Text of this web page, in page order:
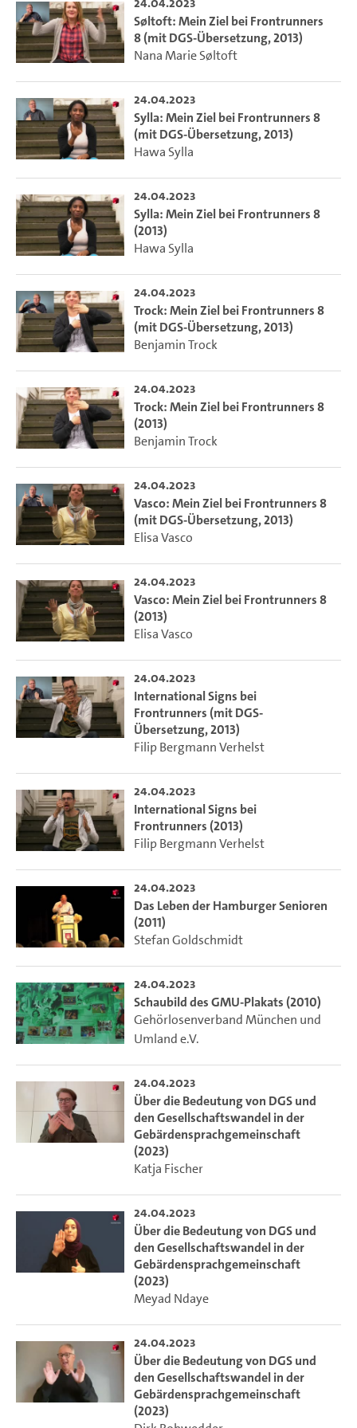
Søltoft: Mein Ziel bei Frontrunners
8 (mit DGS-Übersetzung, 2013)
Nana Marie Søltoft
24.04.2023
Sylla: Mein Ziel bei Frontrunners 8
(mit DGS-Übersetzung, 2013)
Hawa Sylla
24.04.2023
Sylla: Mein Ziel bei Frontrunners 8
(2013)
Hawa Sylla
24.04.2023
Trock: Mein Ziel bei Frontrunners 8
(mit DGS-Übersetzung, 2013)
Benjamin Trock
24.04.2023
Trock: Mein Ziel bei Frontrunners 8
(2013)
Benjamin Trock
24.04.2023
Vasco: Mein Ziel bei Frontrunners 8
(mit DGS-Übersetzung, 2013)
Elisa Vasco
24.04.2023
Vasco: Mein Ziel bei Frontrunners 8
(2013)
Elisa Vasco
24.04.2023
International Signs bei
Frontrunners (mit DGS-
Übersetzung, 2013)
Filip Bergmann Verhelst
24.04.2023
International Signs bei
Frontrunners (2013)
Filip Bergmann Verhelst
24.04.2023
Das Leben der Hamburger Senioren
(2011)
Stefan Goldschmidt
24.04.2023
Schaubild des GMU-Plakats (2010)
Gehörlosenverband München und
Umland e.V.
24.04.2023
Über die Bedeutung von DGS und
den Gesellschaftswandel in der
Gebärdensprachgemeinschaft
(2023)
Katja Fischer
24.04.2023
Über die Bedeutung von DGS und
den Gesellschaftswandel in der
Gebärdensprachgemeinschaft
(2023)
Meyad Ndaye
24.04.2023
Über die Bedeutung von DGS und
den Gesellschaftswandel in der
Gebärdensprachgemeinschaft
(2023)